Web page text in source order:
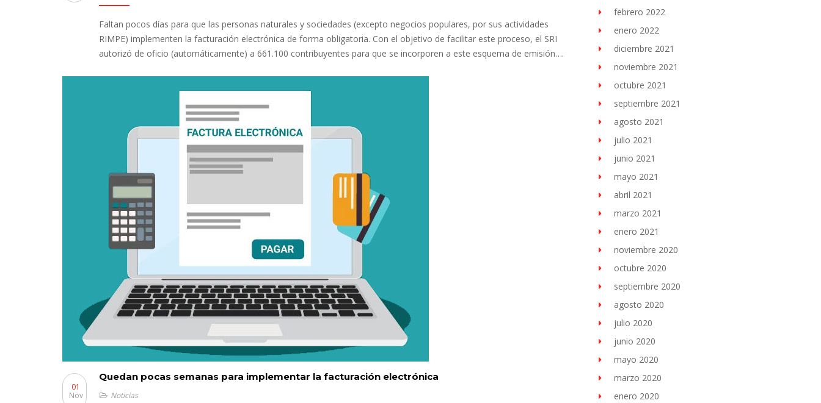
Faltan pocos días para que las personas naturales y sociedades (excepto negocios populares, por sus actividades
RIMPE) implementen la facturación electrónica de forma obligatoria. Con el objetivo de facilitar este proceso, el SRI
autorizó de oficio (automáticamente) a 661.100 contribuyentes para que se incorporen a este esquema de emisión….
Quedan pocas semanas para implementar la facturación electrónica
01
Nov
Noticias
febrero 2022
enero 2022
diciembre 2021
noviembre 2021
octubre 2021
septiembre 2021
agosto 2021
julio 2021
junio 2021
mayo 2021
abril 2021
marzo 2021
enero 2021
noviembre 2020
octubre 2020
septiembre 2020
agosto 2020
julio 2020
junio 2020
mayo 2020
marzo 2020
enero 2020